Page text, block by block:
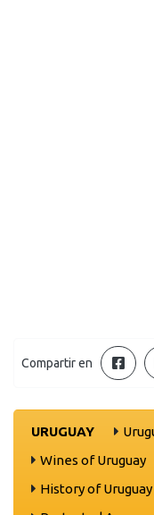
Compartir en
URUGUAY
Wines of Uruguay
History of Uruguay